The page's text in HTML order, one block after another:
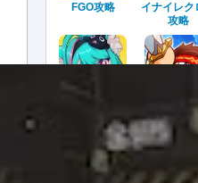
FGO攻略
イナイレク
攻略
パワアド攻